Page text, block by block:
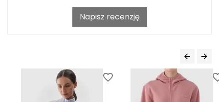
Napisz recenzję